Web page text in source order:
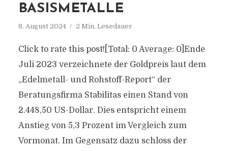
BASISMETALLE
8. August 2024 2 Min. Lesedauer
Click to rate this post![Total: 0 Average: 0]Ende
Juli 2023 verzeichnete der Goldpreis laut dem
„Edelmetall- und Rohstoff-Report“ der
Beratungsfirma Stabilitas einen Stand von
2.448,50 US-Dollar. Dies entspricht einem
Anstieg von 5,3 Prozent im Vergleich zum
Vormonat. Im Gegensatz dazu schloss der